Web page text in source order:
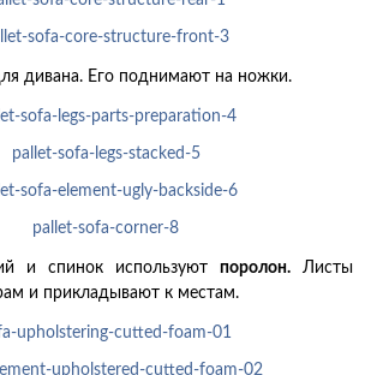
дивана. Его поднимают на ножки.
и спинок используют поролон. Листы
и прикладывают к местам.